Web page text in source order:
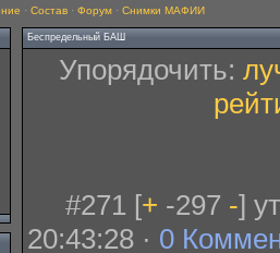
· Состав · Форум · Снимки МАФИИ
Беспредельный БАШ
Упорядочить:
#271 [+ -297 -]
20:43:28 · 0